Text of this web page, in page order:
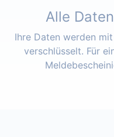
Alle
Ihre Daten werden
verschlüsselt. Für